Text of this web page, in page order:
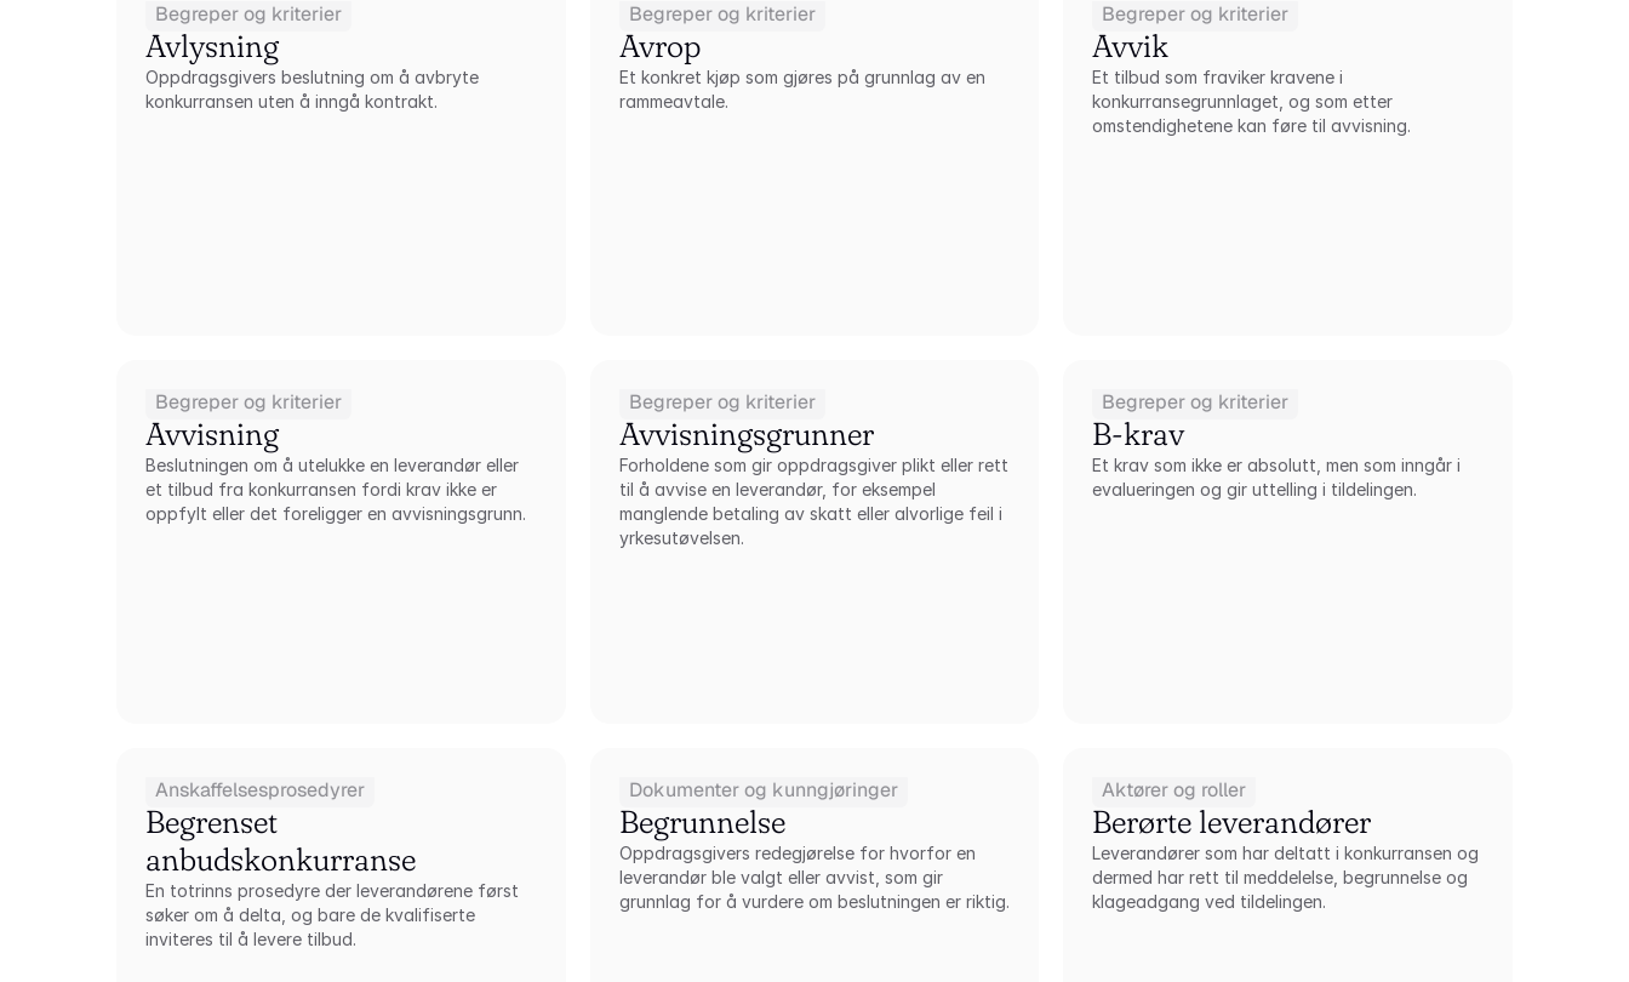
Begreper og kriterier
Avlysning
Oppdragsgivers beslutning om å avbryte
konkurransen uten å inngå kontrakt.
Begreper og kriterier
Avrop
Et konkret kjøp som gjøres på grunnlag av en
rammeavtale.
Begreper og kriterier
Avvik
Et tilbud som fraviker kravene i
konkurransegrunnlaget, og som etter
omstendighetene kan føre til avvisning.
Begreper og kriterier
Avvisning
Beslutningen om å utelukke en leverandør eller
et tilbud fra konkurransen fordi krav ikke er
oppfylt eller det foreligger en avvisningsgrunn.
Begreper og kriterier
Avvisningsgrunner
Forholdene som gir oppdragsgiver plikt eller rett
til å avvise en leverandør, for eksempel
manglende betaling av skatt eller alvorlige feil i
yrkesutøvelsen.
Begreper og kriterier
B-krav
Et krav som ikke er absolutt, men som inngår i
evalueringen og gir uttelling i tildelingen.
Anskaffelsesprosedyrer
Begrenset
anbudskonkurranse
En totrinns prosedyre der leverandørene først
søker om å delta, og bare de kvalifiserte
inviteres til å levere tilbud.
Dokumenter og kunngjøringer
Begrunnelse
Oppdragsgivers redegjørelse for hvorfor en
leverandør ble valgt eller avvist, som gir
grunnlag for å vurdere om beslutningen er riktig.
Aktører og roller
Berørte leverandører
Leverandører som har deltatt i konkurransen og
dermed har rett til meddelelse, begrunnelse og
klageadgang ved tildelingen.